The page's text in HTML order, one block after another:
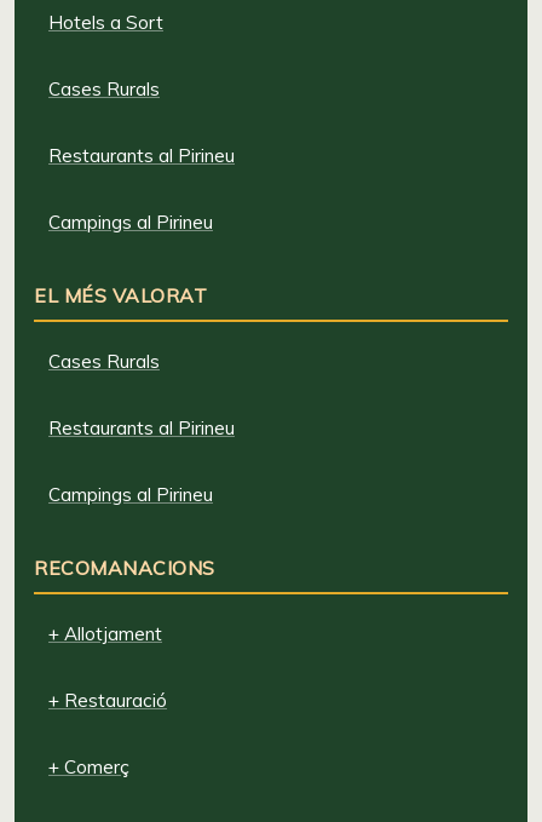
Hotels a Sort
Cases Rurals
Restaurants al Pirineu
Campings al Pirineu
EL MÉS VALORAT
Cases Rurals
Restaurants al Pirineu
Campings al Pirineu
RECOMANACIONS
+ Allotjament
+ Restauració
+ Comerç